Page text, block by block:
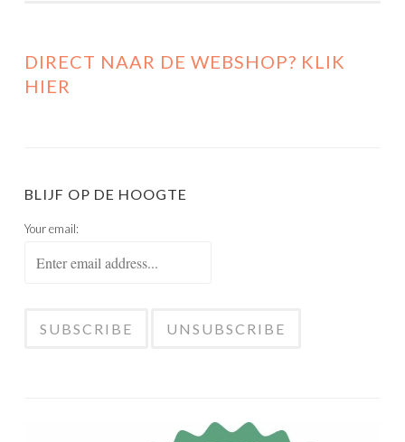
DIRECT NAAR DE WEBSHOP? KLIK
HIER
BLIJF OP DE HOOGTE
Your email: